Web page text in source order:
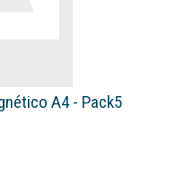
A4 - Pack5